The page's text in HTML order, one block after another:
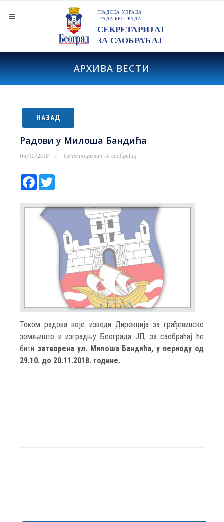
АРХИВА ВЕСТИ
НАЗАД
Радови у Милоша Бандића
05/11/2018 Секретаријат за саобраћај
Facebook
Током радова које изводи Дирекција за грађевинско
земљиште и изградњу Београда ЈП, за саобраћај ће
бити затворена ул. Милоша Бандића, у периоду од
29.10. до 20.11.2018. године.